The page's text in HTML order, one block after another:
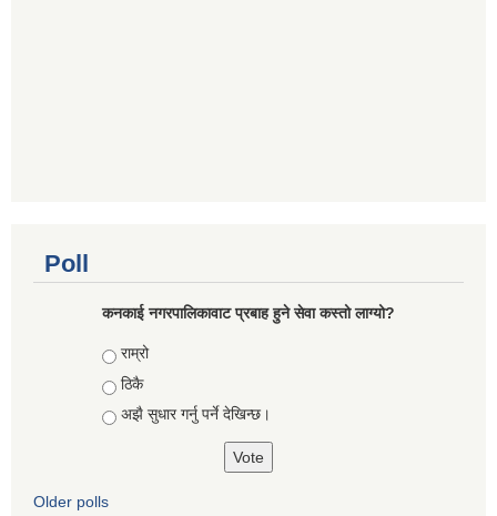
Poll
कनकाई नगरपालिकावाट प्रबाह हुने सेवा कस्तो लाग्यो?
Choices
राम्रो
ठिकै
अझै सुधार गर्नु पर्ने देखिन्छ।
Older polls